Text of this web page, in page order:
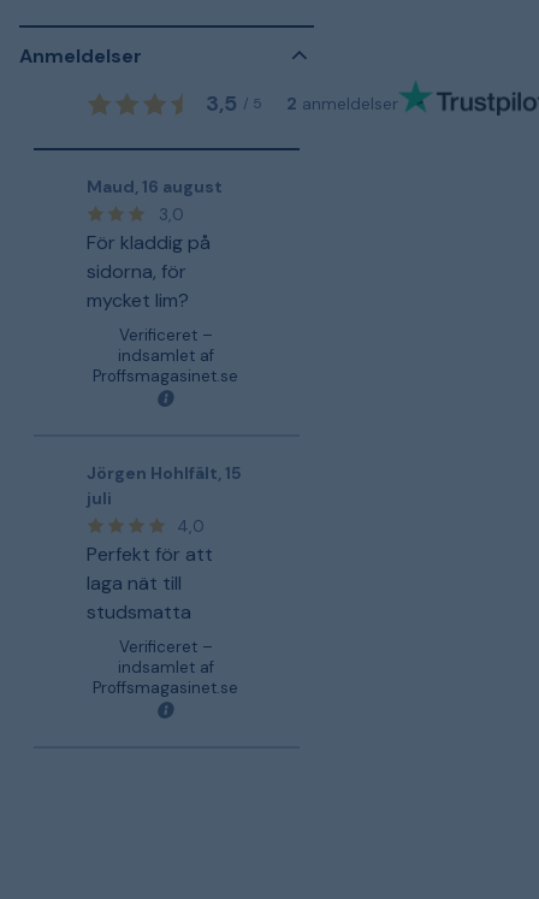
Anmeldelser
3,5 / 5 2 anmeldelser
Maud, 16 august
3,0
För kladdig på
sidorna, för
mycket lim?
Verificeret –
indsamlet af
Proffsmagasinet.se
Jörgen Hohlfält, 15
juli
4,0
Perfekt för att
laga nät till
studsmatta
Verificeret –
indsamlet af
Proffsmagasinet.se